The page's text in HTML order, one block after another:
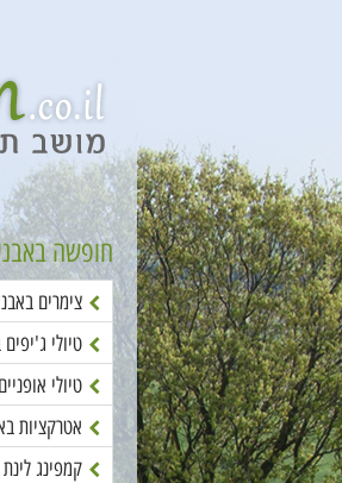
חופשה
צימרים
טיולי
טיולי
אטרקציות
קמפינג